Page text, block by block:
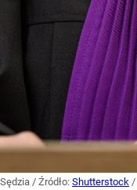
Sędzia / Źródło: Shutterstock /